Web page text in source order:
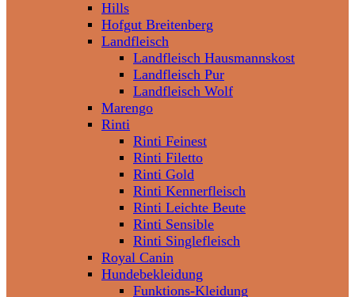
Hills
Hofgut Breitenberg
Landfleisch
Landfleisch Hausmannskost
Landfleisch Pur
Landfleisch Wolf
Marengo
Rinti
Rinti Feinest
Rinti Filetto
Rinti Gold
Rinti Kennerfleisch
Rinti Leichte Beute
Rinti Sensible
Rinti Singlefleisch
Royal Canin
Hundebekleidung
Funktions-Kleidung